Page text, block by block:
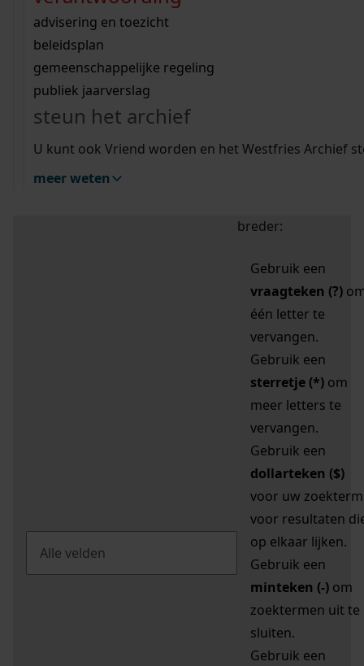
bouwvergunningen
omgevingsvergunningen
vergunningen
beeld en geluid
uitleg nodig?
Wij helpen u op weg met een aantal zoektips.
bekijk alle zoektips
Wij helpen u op weg met een aantal zoektips.
bekijk alle zoektips
bekijk ons geschiedenislokaal
advisering en toezicht
beleidsplan
gemeenschappelijke regeling
publiek jaarverslag
steun het archief
U kunt ook Vriend worden en het Westfries Archief
meer weten
zoektips
Mijn Studiezaal (inloggen)
uw zoekopdracht te
breder:
Gebruik een
vraagteken (?)
één letter te
vervangen.
Gebruik een
sterretje (*) om
meer letters te
vervangen.
Gebruik een
dollarteken ($)
voor uw zoekterm
voor resultaten
op elkaar lijken.
Gebruik een
minteken (-) om
zoektermen uit te
sluiten.
Gebruik een